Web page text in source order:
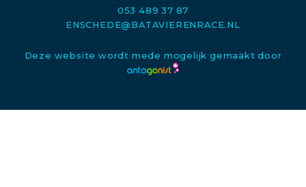
053 489 37 87
ENSCHEDE@BATAVIERENRACE.NL
Deze website wordt mede mogelijk gemaakt door